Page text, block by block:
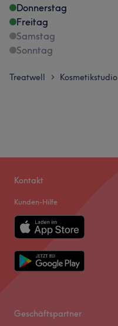
Donnerstag
Freitag
Samstag
Sonntag
Treatwell > Kosmetikstudio
Kontakt
Kunden-Hilfe
Geschäftspartner